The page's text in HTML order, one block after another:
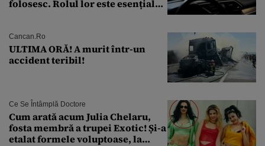
folosesc. Rolul lor este esențial
Cancan.ro
ULTIMA ORĂ! A murit într-un
accident teribil!
Ce Se Întâmplă Doctore
Cum arată acum Julia Chelaru,
fosta membră a trupei Exotic! Și-a
etalat formele voluptoase, la